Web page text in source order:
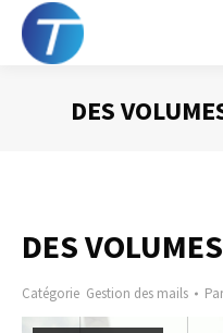
DES
DES
Catégorie Gestion des mails